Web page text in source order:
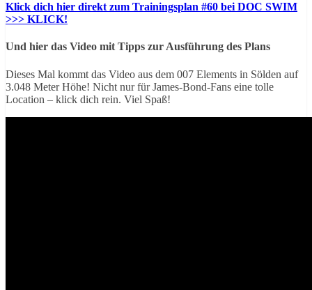
Klick dich hier direkt zum Trainingsplan #60 bei DOC SWIM
>>> KLICK!
Und hier das Video mit Tipps zur Ausführung des Plans
Dieses Mal kommt das Video aus dem 007 Elements in Sölden auf
3.048 Meter Höhe! Nicht nur für James-Bond-Fans eine tolle
Location – klick dich rein. Viel Spaß!